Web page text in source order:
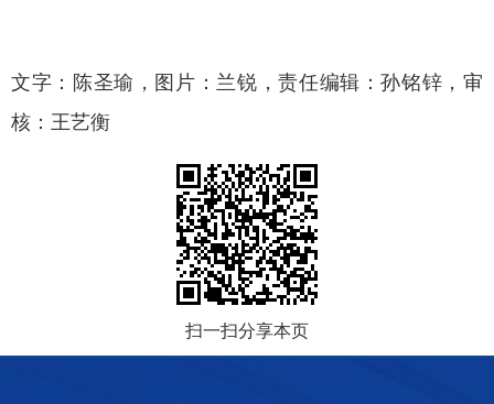
文字：陈圣瑜，图片：兰锐，责任编辑：孙铭锌，审
核：王艺衡
扫一扫分享本页